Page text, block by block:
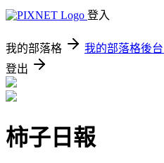
登入
我的部落格 我的部落格後台
登出
柿子日報